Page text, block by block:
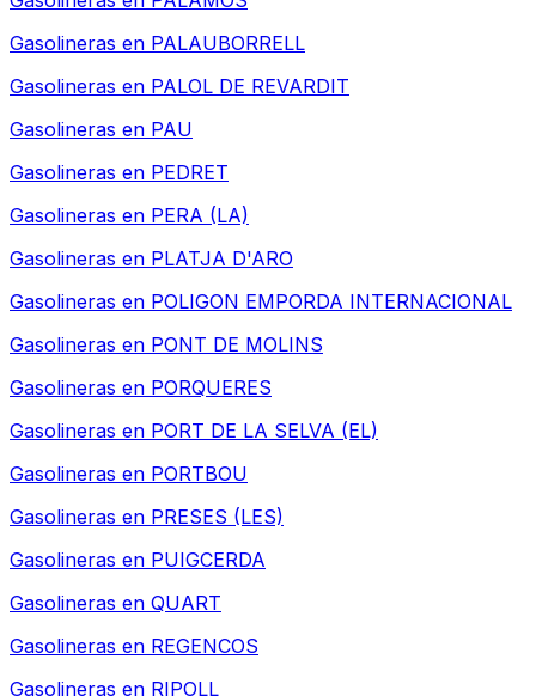
Gasolineras en PALAUBORRELL
Gasolineras en PALOL DE REVARDIT
Gasolineras en PAU
Gasolineras en PEDRET
Gasolineras en PERA (LA)
Gasolineras en PLATJA D'ARO
Gasolineras en POLIGON EMPORDA INTERNACIONAL
Gasolineras en PONT DE MOLINS
Gasolineras en PORQUERES
Gasolineras en PORT DE LA SELVA (EL)
Gasolineras en PORTBOU
Gasolineras en PRESES (LES)
Gasolineras en PUIGCERDA
Gasolineras en QUART
Gasolineras en REGENCOS
Gasolineras en RIPOLL